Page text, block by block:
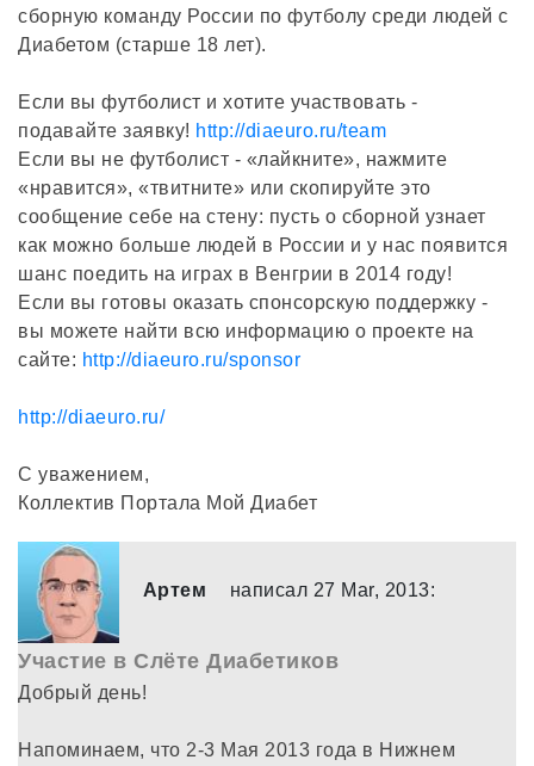
сборную команду России по футболу среди людей с
Диабетом (старше 18 лет).
Если вы футболист и хотите участвовать -
подавайте заявку! http://diaeuro.ru/team
Если вы не футболист - «лайкните», нажмите
«нравится», «твитните» или скопируйте это
сообщение себе на стену: пусть о сборной узнает
как можно больше людей в России и у нас появится
шанс поедить на играх в Венгрии в 2014 году!
Если вы готовы оказать спонсорскую поддержку -
вы можете найти всю информацию о проекте на
сайте: http://diaeuro.ru/sponsor
http://diaeuro.ru/
С уважением,
Коллектив Портала Мой Диабет
Артем написал 27 Mar, 2013:
Участие в Слёте Диабетиков
Добрый день!
Напоминаем, что 2-3 Мая 2013 года в Нижнем